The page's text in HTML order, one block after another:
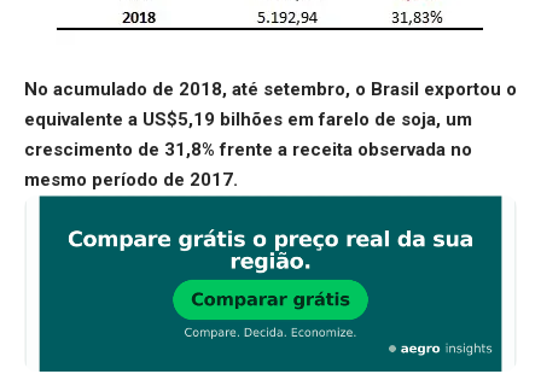
No acumulado de 2018, até setembro, o Brasil exportou o
equivalente a US$5,19 bilhões em farelo de soja, um
crescimento de 31,8% frente a receita observada no
mesmo período de 2017.